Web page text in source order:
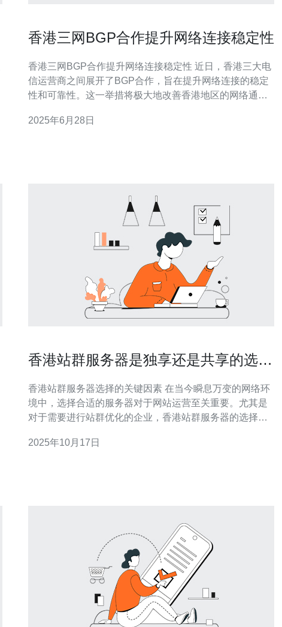
香港三网BGP合作提升网络连接稳定性
香港三网BGP合作提升网络连接稳定性 近日，香港三大电
信运营商之间展开了BGP合作，旨在提升网络连接的稳定
性和可靠性。这一举措将极大地改善香港地区的网络通信
的到来，网络连接已经成为人们日常生活和工作中不可或
2025年6月28日
香港站群服务器是独享还是共享的选择
香港站群服务器选择的关键因素 在当今瞬息万变的网络环
境中，选择合适的服务器对于网站运营至关重要。尤其是
对于需要进行站群优化的企业，香港站群服务器的选择更
选择独享还是共享的最佳方案，帮助您在众多选择中做出
2025年10月17日